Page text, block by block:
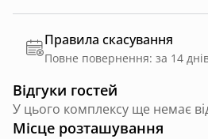
Правила скасування
Відгуки гостей
У цього комплексу ще немає
Місце розташування